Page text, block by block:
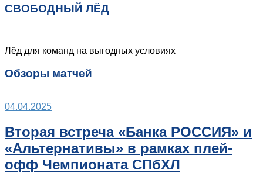
СВОБОДНЫЙ ЛЁД
Лёд для команд на выгодных условиях
Обзоры матчей
04.04.2025
Вторая встреча «Банка РОССИЯ» и
«Альтернативы» в рамках плей-
офф Чемпионата СПбХЛ